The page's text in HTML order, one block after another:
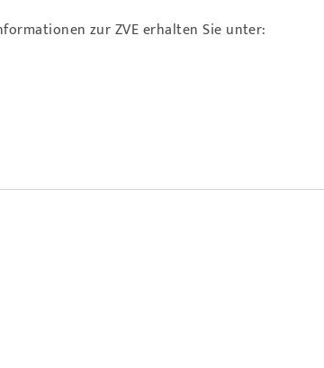
zur ZVE erhalten Sie unter: